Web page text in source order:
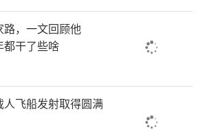
是“百分之几”，而是“量级
人员能同时服务数十所学校
实验室、新型研发机构密
业集聚的科创大走廊而言，
——它意味着这片区域的产出
性质变。
，一文回顾他
干了些啥
飞船发射取得圆满